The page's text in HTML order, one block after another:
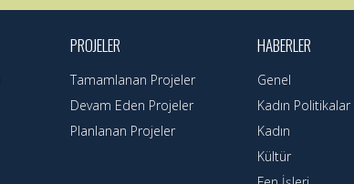
PROJELER
Tamamlanan Projeler
Devam Eden Projeler
Planlanan Projeler
HABERLER
Genel
Kadın Politikalar
Kadın
Kültür